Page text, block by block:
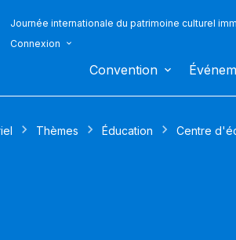
Journée internationale du patrimoine culturel
Connexion
Convention
Thèmes Éducation Centre